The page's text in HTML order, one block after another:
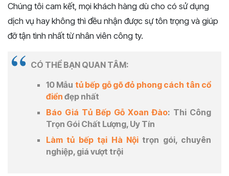
Chúng tôi cam kết, mọi khách hàng dù cho có sử dụng
dịch vụ hay không thì đều nhận được sự tôn trọng và giúp
đỡ tận tình nhất từ nhân viên công ty.
CÓ THỂ BẠN QUAN TÂM:
10 Mẫu tủ bếp gỗ gõ đỏ phong cách tân cổ
điển đẹp nhất
Báo Giá Tủ Bếp Gỗ Xoan Đào: Thi Công
Trọn Gói Chất Lượng, Uy Tín
Làm tủ bếp tại Hà Nộitrọn gói, chuyên
nghiệp, giá vượt trội